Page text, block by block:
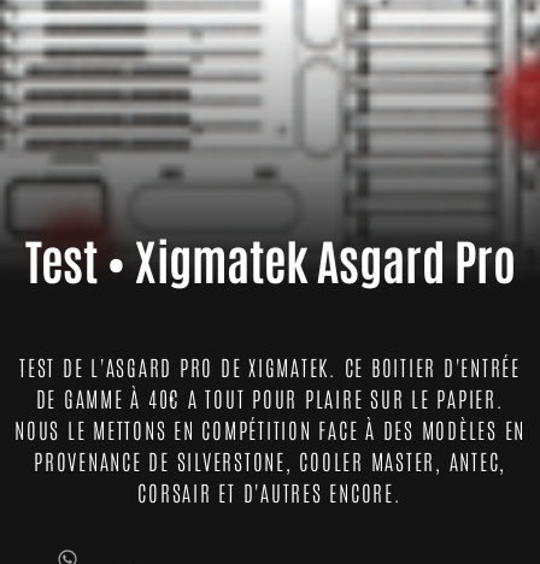
Test • Xigmatek Asgard Pro
TEST DE L'ASGARD PRO DE XIGMATEK. CE BOITIER D'ENTRÉE
DE GAMME À 40€ A TOUT POUR PLAIRE SUR LE PAPIER.
NOUS LE METTONS EN COMPÉTITION FACE À DES MODÈLES EN
PROVENANCE DE SILVERSTONE, COOLER MASTER, ANTEC,
CORSAIR ET D'AUTRES ENCORE.